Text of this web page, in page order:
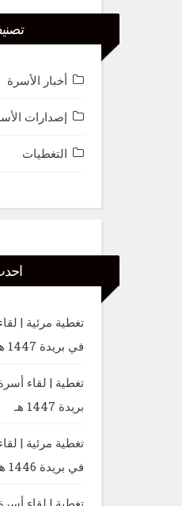
أخبار الأسرة
إصدارات
التغطيات
تغطية مرئية |
في بريدة 1447 هـ
تغطية | لقاء
بريدة 1447 هـ
تغطية مرئية |
في بريدة 1446 هـ
تغطية | لقاء